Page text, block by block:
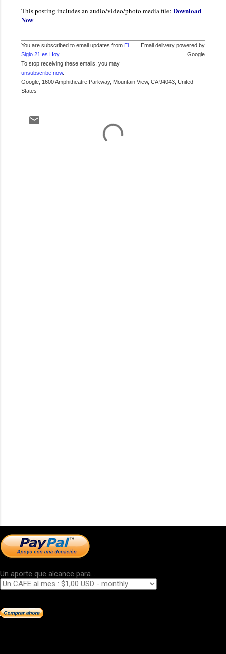
This posting includes an audio/video/photo media file: Download
Now
You are subscribed to email updates from El
Siglo 21 es Hoy.
To stop receiving these emails, you may
unsubscribe now.
Email delivery powered by
Google
Google, 1600 Amphitheatre Parkway, Mountain View, CA 94043, United
States
Un aporte que alcance para...